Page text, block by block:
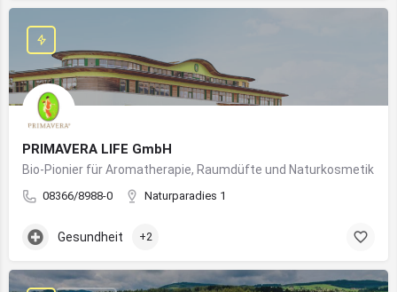
PRIMAVERA LIFE GmbH
Bio-Pionier für Aromatherapie, Raumdüfte und Naturkosmetik
08366/8988-0 Naturparadies 1
Gesundheit +2